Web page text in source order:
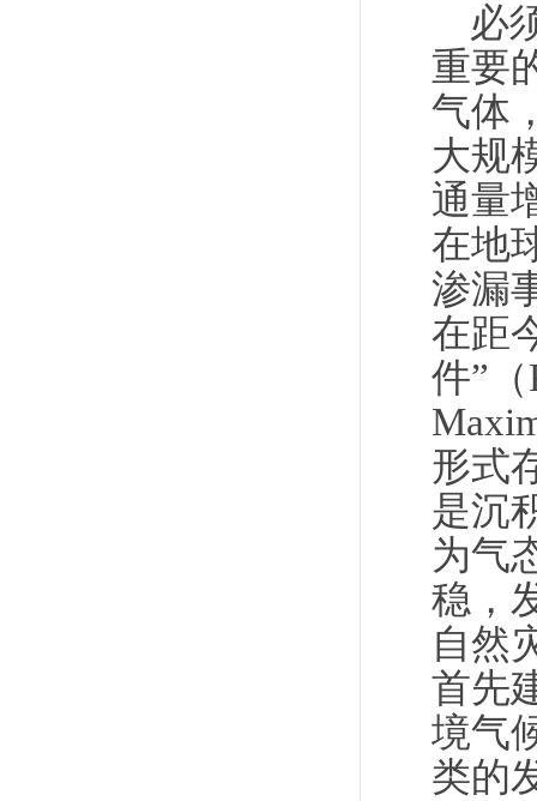
必
重要
气体
大规
通量
在地
渗漏
在距
件”（
形式
是沉
为气
稳，
自然
首先
境气
类的